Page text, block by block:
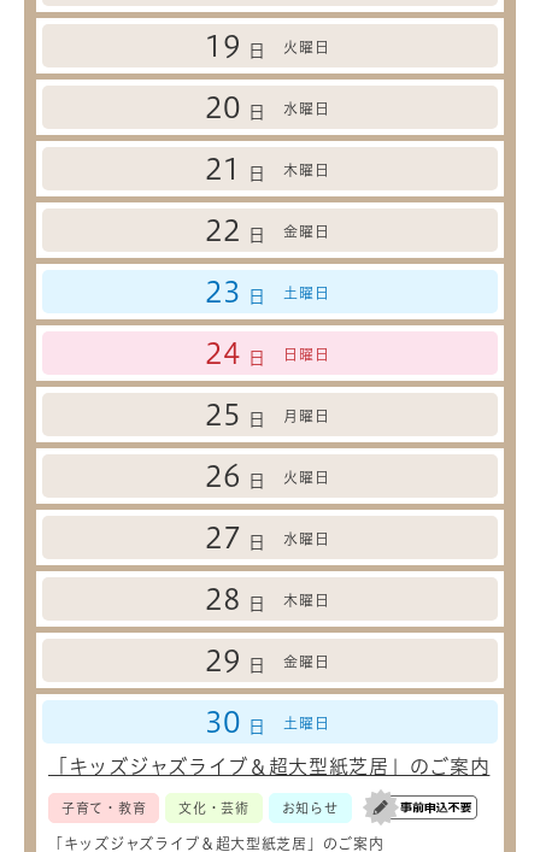
19 日 火曜日
20 日 水曜日
21 日 木曜日
22 日 金曜日
23 日 土曜日
24 日 日曜日
25 日 月曜日
26 日 火曜日
27 日 水曜日
28 日 木曜日
29 日 金曜日
30 日 土曜日
「キッズジャズライブ＆超大型紙芝居」のご案内
子育て・教育 文化・芸術 お知らせ
「キッズジャズライブ＆超大型紙芝居」のご案内